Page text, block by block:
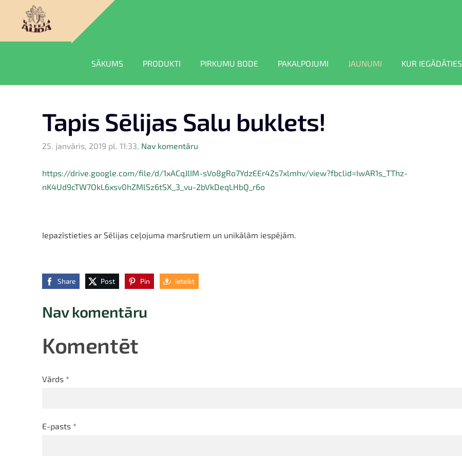
SĀKUMS PRODUKTI PIRKUMU BODE PAKALPOJUMI JAUNUMI KUR IEGĀDĀTIES
Tapis Sēlijas Salu buklets!
25. janvāris, 2019 pl. 11:33, Nav komentāru
https://drive.google.com/file/d/1xACqJlIM-sVo8gRo7YdzEEr4Zs7xlmhv/view?fbclid=IwAR1s_TThz-
nK4Ud9cTW7OkL6xsv0hZMlSz6tSX_3_vu-2bVkDeqLHbQ_r6o
Iepazīstieties ar Sēlijas ceļojuma maršrutiem un unikālām iespējām.
Share Post Pin Ieteikt
Nav komentāru
Komentēt
Vārds *
E-pasts *